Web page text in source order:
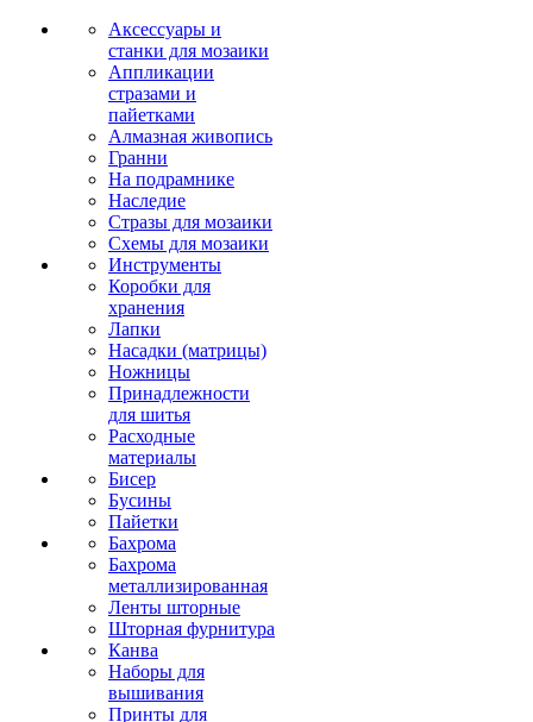
Аксессуары и
станки для мозаики
Аппликации
стразами и
пайетками
Алмазная живопись
Гранни
На подрамнике
Наследие
Стразы для мозаики
Схемы для мозаики
Инструменты
Коробки для
хранения
Лапки
Насадки (матрицы)
Ножницы
Принадлежности
для шитья
Расходные
материалы
Бисер
Бусины
Пайетки
Бахрома
Бахрома
металлизированная
Ленты шторные
Шторная фурнитура
Канва
Наборы для
вышивания
Принты для